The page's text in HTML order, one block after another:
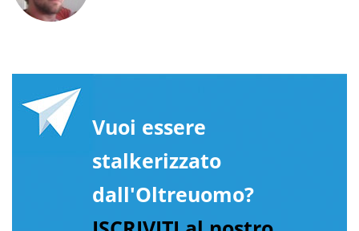
Vuoi essere
stalkerizzato
dall'Oltreuomo?